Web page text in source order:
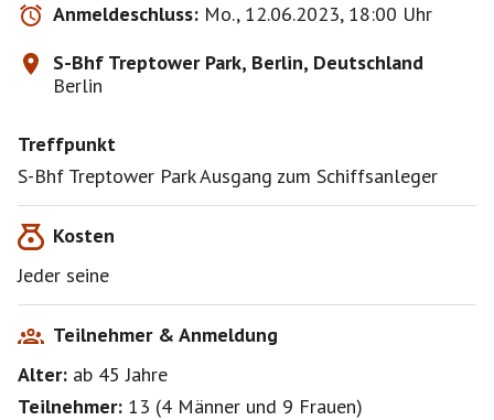
Anmeldeschluss: Mo., 12.06.2023, 18:00 Uhr
S-Bhf Treptower Park, Berlin, Deutschland
Berlin
Treffpunkt
S-Bhf Treptower Park Ausgang zum Schiffsanleger
Kosten
Jeder seine
Teilnehmer & Anmeldung
Alter: ab 45Jahre
Teilnehmer: 13 (4 Männer und 9 Frauen)